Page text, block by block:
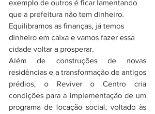
exemplo de outros é ficar lamentando
que a prefeitura não tem dinheiro.
Equilibramos as finanças, já temos
dinheiro em caixa e vamos fazer essa
cidade voltar a prosperar.
Além de construções de novas
residências e a transformação de antigos
prédios, o Reviver o Centro cria
condições para a implementação de um
programa de locação social, voltado às